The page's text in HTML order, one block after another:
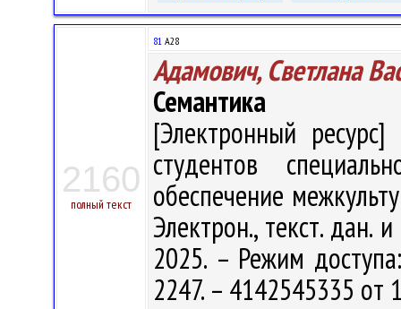
2160
полный текст
81 А28
Адамович, Светлана
Семантика
[Электронный
студентов
обеспечение
Электрон., текст. дан.
2025. – Режим
2247. – 4142545335 от